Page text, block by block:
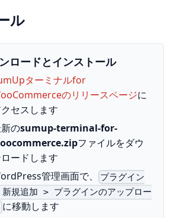
ル
ロードとインストール
ターミナルfor
のリリースページに
セスします
のsumup-terminal-for-
ファイルをダウ
ードします
管理画面で、
プラグイン
規追加 > プラグインのアップロー
に移動します